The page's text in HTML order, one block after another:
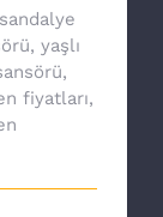
, yaşlı
,
fiyatları,